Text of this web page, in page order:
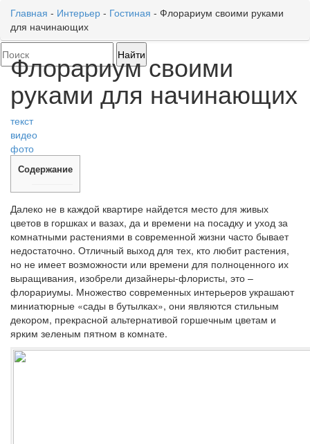
Главная - Интерьер - Гостиная - Флорариум своими руками
для начинающих
Флорариум своими
руками для начинающих
текст
видео
фото
Содержание
Далеко не в каждой квартире найдется место для живых
цветов в горшках и вазах, да и времени на посадку и уход за
комнатными растениями в современной жизни часто бывает
недостаточно. Отличный выход для тех, кто любит растения,
но не имеет возможности или времени для полноценного их
выращивания, изобрели дизайнеры-флористы, это –
флорариумы. Множество современных интерьеров украшают
миниатюрные «сады в бутылках», они являются стильным
декором, прекрасной альтернативой горшечным цветам и
ярким зеленым пятном в комнате.